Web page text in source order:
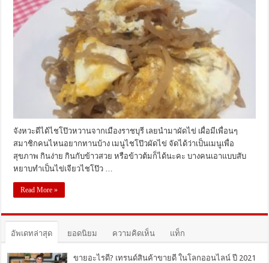
จังหวะดีได้ไชโป๊วหวานจากเมืองราชบุรี เลยนำมาผัดไข่ เผื่อมีเพื่อนๆ
สมาชิกคนไหนอยากทานบ้าง เมนูไชโป๊วผัดไข่ จัดได้ว่าเป็นเมนูเพื่อ
สุขภาพ กินง่าย กินกับข้าวสวย หรือข้าวต้มก็ได้นะคะ บางคนเอาแบบสับ
หยาบทำเป็นไข่เจียวไชโป๊ว …
Read More »
อัพเดทล่าสุด ยอดนิยม ความคิดเห็น แท็ก
ขายอะไรดี? เทรนด์สินค้าขายดี ในโลกออนไลน์ ปี 2021